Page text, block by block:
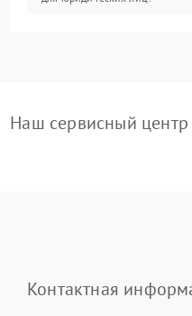
Наш сервисный
Контактная